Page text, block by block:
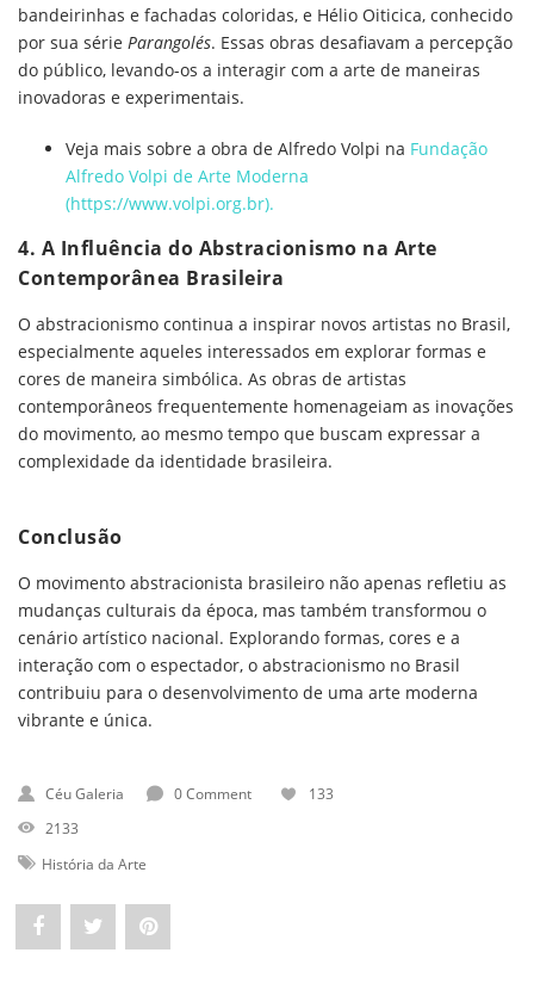
bandeirinhas e fachadas coloridas, e Hélio Oiticica, conhecido
por sua série Parangolés. Essas obras desafiavam a percepção
do público, levando-os a interagir com a arte de maneiras
inovadoras e experimentais.
Veja mais sobre a obra de Alfredo Volpi na Fundação
Alfredo Volpi de Arte Moderna
(https://www.volpi.org.br).
4. A Influência do Abstracionismo na Arte
Contemporânea Brasileira
O abstracionismo continua a inspirar novos artistas no Brasil,
especialmente aqueles interessados em explorar formas e
cores de maneira simbólica. As obras de artistas
contemporâneos frequentemente homenageiam as inovações
do movimento, ao mesmo tempo que buscam expressar a
complexidade da identidade brasileira.
Conclusão
O movimento abstracionista brasileiro não apenas refletiu as
mudanças culturais da época, mas também transformou o
cenário artístico nacional. Explorando formas, cores e a
interação com o espectador, o abstracionismo no Brasil
contribuiu para o desenvolvimento de uma arte moderna
vibrante e única.
Céu Galeria 0 Comment
133
2133
História da Arte
Share Post Pin